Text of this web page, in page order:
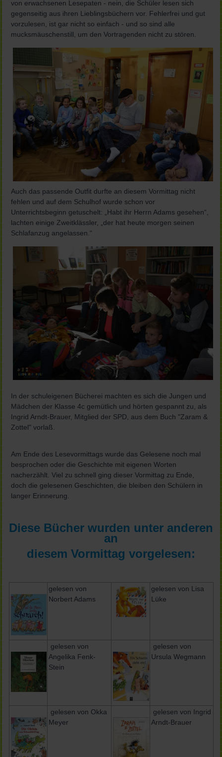
von erwachsenen Lesepaten - nein, die Schüler lesen sich
gegenseitig aus ihren Lieblingsbüchern vor. Fehlerfrei und gut
vorzulesen, ist gar nicht so einfach - und so sind alle
mucksmäuschenstill, um den Vortragenden nicht zu stören.
Auch das passende Outfit durfte an diesem Vormittag nicht
fehlen und auf dem Schulhof wurde schon vor
Unterrichtsbeginn getuschelt: „Habt ihr Herrn Adams gesehen“,
lachten einige Zweitklässler, „der hat heute morgen seinen
Schlafanzug angelassen.“
In der schuleigenen Bücherei machten es sich die Jungen und
Mädchen der Klasse 4c gemütlich und hörten gespannt zu, als
Ingrid Arndt-Brauer, Mitglied der SPD, aus dem Buch "Zaram &
Zottel" vorlaß.
Am Ende des Lesevormittags wurde das Gelesene noch mal
besprochen oder die Geschichte mit eigenen Worten
nacherzählt. Viel zu schnell ging dieser Vormittag zu Ende,
doch die gelesenen Geschichten, die bleiben den Schülern in
langer Erinnerung.
Diese Bücher wurden unter anderen
an
diesem Vormittag vorgelesen:
gelesen von
Norbert Adams
gelesen von Lisa
Lüke
gelesen von
Angelika Fenk-
Stein
gelesen von
Ursula Wegmann
gelesen von Okka
Meyer
gelesen von Ingrid
Arndt-Brauer